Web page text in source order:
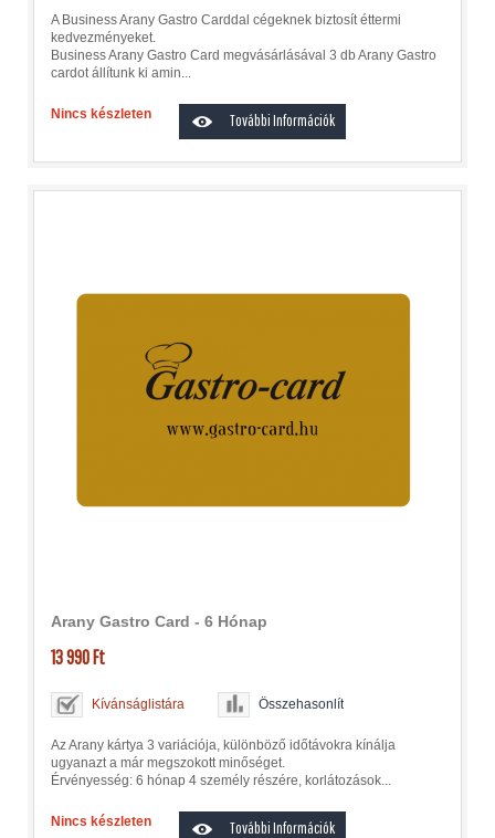
A Business Arany Gastro Carddal cégeknek biztosít éttermi
kedvezményeket.
Business Arany Gastro Card megvásárlásával 3 db Arany Gastro
cardot állítunk ki amin...
Nincs készleten További Információk
Arany Gastro Card - 6 Hónap
13 990 Ft
Kívánságlistára Összehasonlít
Az Arany kártya 3 variációja, különböző időtávokra kínálja
ugyanazt a már megszokott minőséget.
Érvényesség: 6 hónap 4 személy részére, korlátozások...
Nincs készleten További Információk